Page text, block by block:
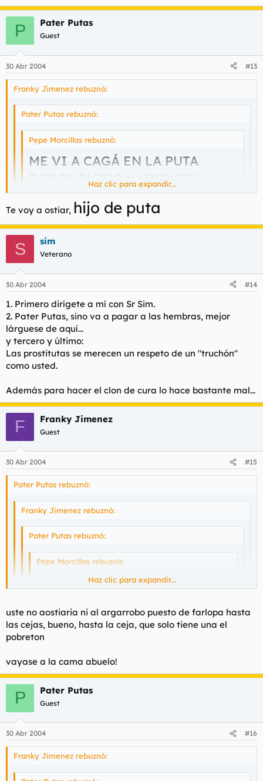
P Pater Putas
Guest
30 Abr 2004 #13
Franky Jimenez rebuznó:
Pater Putas rebuznó:
Pepe Morcillas rebuznó:
ME VI A CAGÁ EN LA PUTA
DOROS PUTOS MARIQUITA
Haz clic para expandir...
Veo en usted a un feligrés mio en potencia.
Abandone a su familia y disfrutemos de una congregación
Haz clic para expandir...
menuda gilipollez acaba de soltar el querubo de dios. tu de que
vas mamonazo engañando a los pobres hijos del señor con tus
extrañas palabras
te mereces que te meta el trabuco por el culo
Haz clic para expandir...
Te voy a ostiar, hijo de puta
S sim
Veterano
30 Abr 2004 #14
1. Primero dirígete a mí con Sr Sim.
2. Pater Putas, sino va a pagar a las hembras, mejor
lárguese de aquí...
y tercero y último:
Las prostitutas se merecen un respeto de un "truchón"
como usted.
Además para hacer el clon de cura lo hace bastante mal...
F Franky Jimenez
Guest
30 Abr 2004 #15
Pater Putas rebuznó:
Franky Jimenez rebuznó:
Pater Putas rebuznó:
Pepe Morcillas rebuznó:
ME VI A CAGÁ EN LA PUTA
Veo en usted a un feligrés mio en potencia.
Abandone a su familia y disfrutemos de una
congregación dominical en un afamado puticlub de la
Haz clic para expandir...
menuda gilipollez acaba de soltar el querubo de dios. tu de
con tus extrañas palabras
te mereces que te meta el trabuco por el culo
Te voy a ostiar,hijo de puta
Haz clic para expandir...
uste no aostiaria ni al argarrobo puesto de farlopa hasta
las cejas, bueno, hasta la ceja, que solo tiene una el
pobreton
vayase a la cama abuelo!
P Pater Putas
Guest
30 Abr 2004 #16
Franky Jimenez rebuznó: